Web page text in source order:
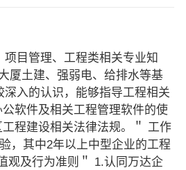
目管理、工程类相关专业知
厦土建、强弱电、给排水等基
入的认识，能够指导工程相关
软件及相关工程管理软件的使
程建设相关法律法规。＂ 工作
，其中2年以上中型企业的工程
观及行为准则＂ 1.认同万达企